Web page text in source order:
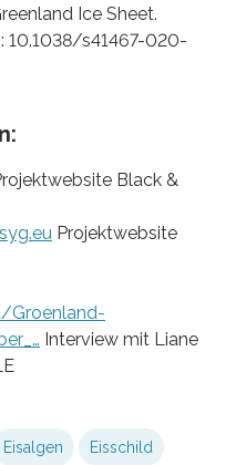
Ice Sheet.
10.1038/s41467-020-
Black &
Projektwebsite
Interview mit Liane
Eisalgen Eisschild